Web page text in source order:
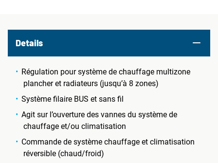
Details
Régulation pour système de chauffage multizone
plancher et radiateurs (jusqu’à 8 zones)
Système filaire BUS et sans fil
Agit sur l’ouverture des vannes du système de
chauffage et/ou climatisation
Commande de système chauffage et climatisation
réversible (chaud/froid)